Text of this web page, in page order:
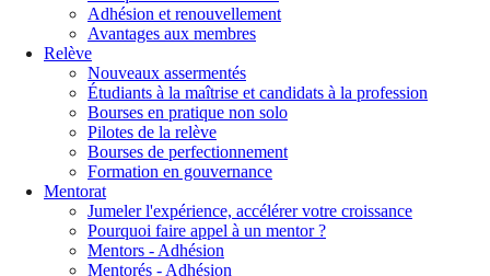
Adhésion et renouvellement
Avantages aux membres
Relève
Nouveaux assermentés
Étudiants à la maîtrise et candidats à la profession
Bourses en pratique non solo
Pilotes de la relève
Bourses de perfectionnement
Formation en gouvernance
Mentorat
Jumeler l'expérience, accélérer votre croissance
Pourquoi faire appel à un mentor ?
Mentors - Adhésion
Mentorés - Adhésion